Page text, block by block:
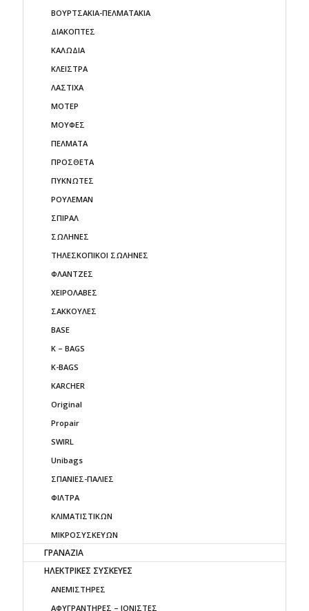
ΒΟΥΡΤΣΑΚΙΑ-ΠΕΛΜΑΤΑΚΙA
ΔΙΑΚΟΠΤΕΣ
ΚΑΛΩΔΙΑ
ΚΛΕΙΣΤΡΑ
ΛΑΣΤΙΧΑ
ΜΟΤΕΡ
ΜΟΥΦΕΣ
ΠΕΛΜΑΤΑ
ΠΡΟΣΘΕΤΑ
ΠΥΚΝΩΤΕΣ
ΡΟΥΛΕΜΑΝ
ΣΠΙΡΑΛ
ΣΩΛΗΝΕΣ
ΤΗΛΕΣΚΟΠΙΚΟΙ ΣΩΛΗΝΕΣ
ΦΛΑΝΤΖΕΣ
ΧΕΙΡΟΛΑΒΕΣ
ΣΑΚΚΟΥΛΕΣ
BASE
K – BAGS
K-BAGS
KARCHER
Original
Propair
SWIRL
Unibags
ΣΠΑΝΙΕΣ-ΠΑΛΙΕΣ
ΦΙΛΤΡΑ
ΚΛΙΜΑΤΙΣΤΙΚΩΝ
ΜΙΚΡΟΣΥΣΚΕΥΩΝ
ΓΡΑΝΑΖΙΑ
ΗΛΕΚΤΡΙΚΕΣ ΣΥΣΚΕΥΕΣ
ΑΝΕΜΙΣΤΗΡΕΣ
ΑΦΥΓΡΑΝΤΗΡΕΣ – ΙΟΝΙΣΤΕΣ